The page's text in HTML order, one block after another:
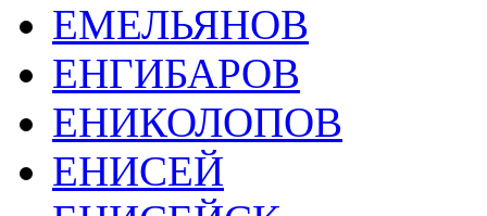
ЕМЕЛЬЯНОВ
ЕНГИБАРОВ
ЕНИКОЛОПОВ
ЕНИСЕЙ